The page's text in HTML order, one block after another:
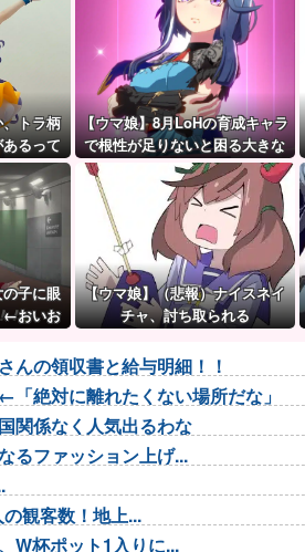
トラ柄
るって
？
【ウマ娘】8月LoHの育成キャラ
で根性が足りないと困る大きな
理由がこちら。←「不調を考慮
すると1021必要」
の子に眼
←おいお
【ウマ娘】（悲報）ナイスネイ
チャ、討ち取られる
んの領収書と給与明細！！
「絶対に離れたくない場所だな」
関係なく人気出るわな
るファッション上げ...
観客数！地上...
W杯ポット1入りに...